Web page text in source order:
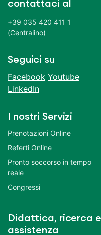
contattaci al
+39 035 420 411 1
(Centralino)
Seguici su
Facebook Youtube
LinkedIn
I nostri Servizi
Prenotazioni Online
Referti Online
Pronto soccorso in tempo
reale
Congressi
Didattica, ricerca e
assistenza